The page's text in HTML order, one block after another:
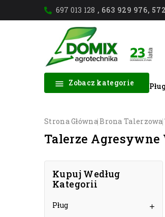
697 013 128 , 663 929 976,
 Zobacz kategorie
Strona GłównaBrona Talerzowa
Talerze Agresywne
Kupuj Według
Kategorii
Pług 